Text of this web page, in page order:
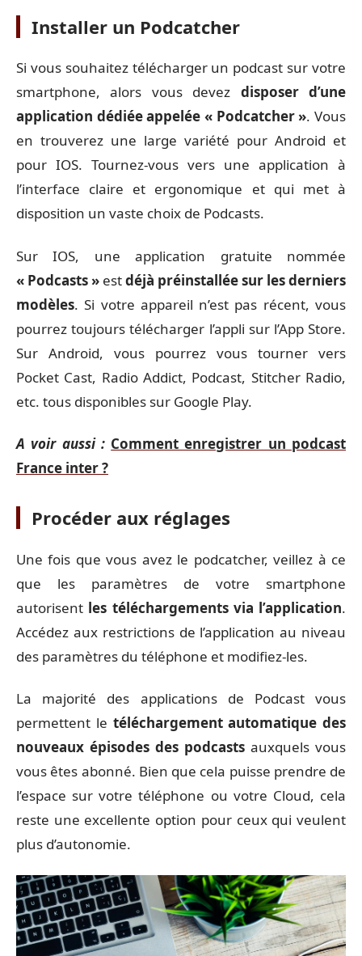
Installer un Podcatcher
Si vous souhaitez télécharger un podcast sur votre
smartphone, alors vous devez disposer d’une
application dédiée appelée « Podcatcher ». Vous
en trouverez une large variété pour Android et
pour IOS. Tournez-vous vers une application à
l’interface claire et ergonomique et qui met à
disposition un vaste choix de Podcasts.
Sur IOS, une application gratuite nommée
« Podcasts » estdéjà préinstallée sur les derniers
modèles. Si votre appareil n’est pas récent, vous
pourrez toujours télécharger l’appli sur l’App Store.
Sur Android, vous pourrez vous tourner vers
Pocket Cast, Radio Addict, Podcast, Stitcher Radio,
etc. tous disponibles sur Google Play.
A voir aussi : Comment enregistrer un podcast
France inter ?
Procéder aux réglages
Une fois que vous avez le podcatcher, veillez à ce
que les paramètres de votre smartphone
autorisent les téléchargements via l’application.
Accédez aux restrictions de l’application au niveau
des paramètres du téléphone et modifiez-les.
La majorité des applications de Podcast vous
permettent le téléchargement automatique des
nouveaux épisodes des podcasts auxquels vous
vous êtes abonné. Bien que cela puisse prendre de
l’espace sur votre téléphone ou votre Cloud, cela
reste une excellente option pour ceux qui veulent
plus d’autonomie.